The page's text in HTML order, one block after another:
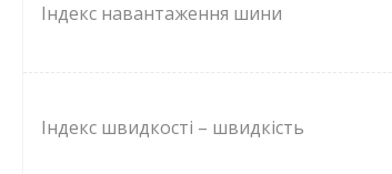
Індекс навантаження шини
Індекс швидкості – швидкість